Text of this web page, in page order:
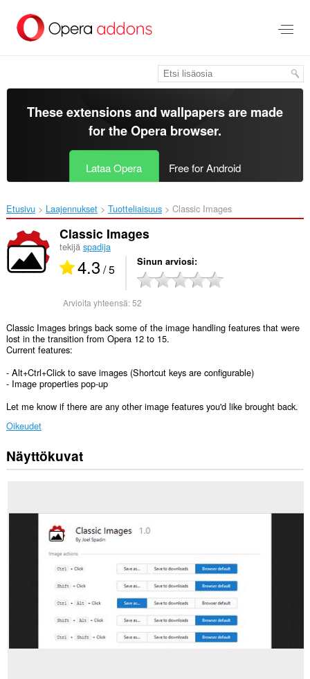
pääsisältöön
These extensions and wallpapers are made
for theOpera browser.
Lataa Opera Free for Android
Etusivu Laajennukset Tuotteliaisuus Classic Images‎
Classic Images
tekijä spadija
4.3 / 5 Sinun arviosi
Arvioita yhteensä:52
Classic Images brings back some of the image handling features that were
lost in the transition from Opera 12 to 15.
Current features:
- Alt+Ctrl+Click to save images (Shortcut keys are configurable)
- Image properties pop-up
Let me know if there are any other image features you'd like brought back.
Oikeudet
Laajennuksella
on
verkkosivustoissa.
Laajennuksella
selaushistoriaasi.
Näyttökuvat